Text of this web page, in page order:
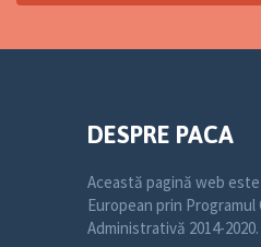
DESPRE PACA
Această pagină web
European prin
Administrativă 2014-2020.